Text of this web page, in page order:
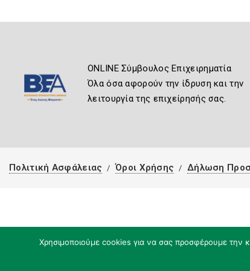
ONLINE Σύμβουλος Επιχειρηματία
Όλα όσα αφορούν την ίδρυση και την
λειτουργία της επιχείρησής σας.
Πολιτική Ασφάλειας Όροι Χρήσης Δήλωση
Χρησιμοποιούμε cookies για να σας προσφέρουμε την